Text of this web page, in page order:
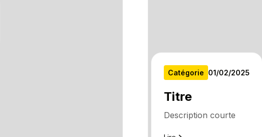
Catégorie 01/02/2025
Titre
Description courte